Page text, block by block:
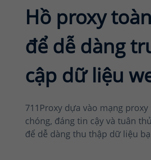
Hồ proxy
để dễ dàng
cập dữ liệu
711Proxy dựa vào mạng proxy
chóng, đáng tin cậy và tuân
để dễ dàng thu thập dữ liệu